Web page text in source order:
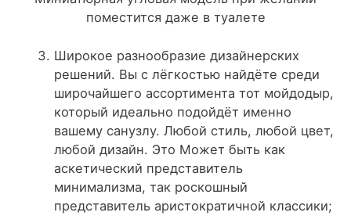
поместится даже в туалете
Широкое разнообразие дизайнерских
решений. Вы с лёгкостью найдёте среди
широчайшего ассортимента тот мойдодыр,
который идеально подойдёт именно
вашему санузлу. Любой стиль, любой цвет,
любой дизайн. Это Может быть как
аскетический представитель
минимализма, так роскошный
представитель аристократичной классики;